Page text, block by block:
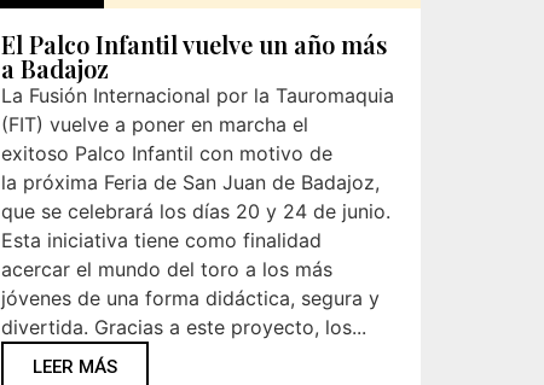
El Palco Infantil vuelve un año más
a Badajoz
La Fusión Internacional por la Tauromaquia
(FIT) vuelve a poner en marcha el
exitoso Palco Infantil con motivo de
la próxima Feria de San Juan de Badajoz,
que se celebrará los días 20 y 24 de junio.
Esta iniciativa tiene como finalidad
acercar el mundo del toro a los más
jóvenes de una forma didáctica, segura y
divertida. Gracias a este proyecto, los...
LEER MÁS